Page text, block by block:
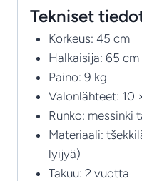
Tekniset
Korkeus: 45 cm
Halkaisija: 65 cm
Paino: 9 kg
Valonlähteet: 10
Runko: messinki
Materiaali:
lyijyä)
Takuu: 2 vuotta